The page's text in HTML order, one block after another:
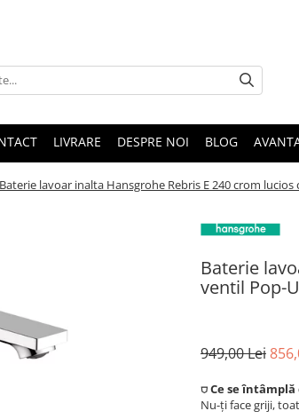
LIVRARE DESPRE NOI BLOG
Baterie lavoar inalta Hansgrohe Rebris E 240 crom
Baterie
ventil Pop-
949,00 Lei
⛉ Ce se întâmplă
Nu-ți face griji,